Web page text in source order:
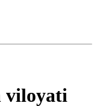
viloyati